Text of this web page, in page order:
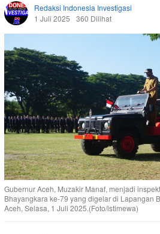
Redaksi Indonesia Investigasi
1 Juli 2025
360 Dilihat
Gubernur Aceh, Muzakir Manaf, menjadi
Bhayangkara ke-79 yang digelar di Lapangan
Aceh, Selasa, 1 Juli 2025.(Foto/istimewa)